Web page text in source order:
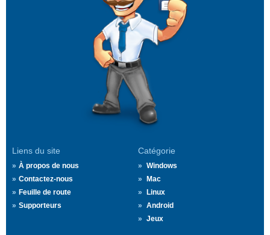
Liens du site
À propos de nous
Contactez-nous
Feuille de route
Supporteurs
Catégorie
Windows
Mac
Linux
Android
Jeux